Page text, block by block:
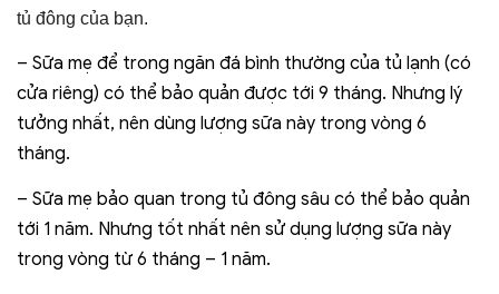
tủ đông của bạn.
– Sữa mẹ để trong ngăn đá bình thường của tủ lạnh (có
cửa riêng) có thể bảo quản được tới 9 tháng. Nhưng lý
tưởng nhất, nên dùng lượng sữa này trong vòng 6
tháng.
– Sữa mẹ bảo quan trong tủ đông sâu có thể bảo quản
tới 1 năm. Nhưng tốt nhất nên sử dụng lượng sữa này
trong vòng từ 6 tháng – 1 năm.